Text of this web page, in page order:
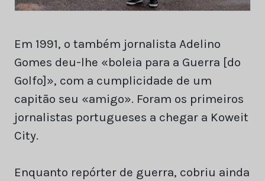
Em 1991, o também jornalista Adelino
Gomes deu-lhe «boleia para a Guerra [do
Golfo]», com a cumplicidade de um
capitão seu «amigo». Foram os primeiros
jornalistas portugueses a chegar a Koweit
City.
Enquanto repórter de guerra, cobriu ainda